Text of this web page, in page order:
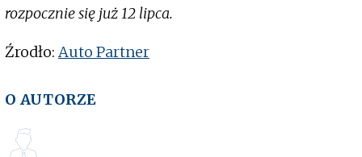
rozpocznie się już 12 lipca.
Źrodło: Auto Partner
O AUTORZE